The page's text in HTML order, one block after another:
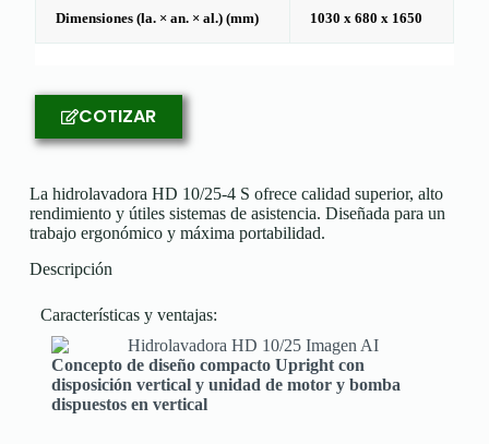
Dimensiones (la. × an. × al.) (mm) 1030 x 680 x 1650
COTIZAR
La hidrolavadora HD 10/25-4 S ofrece calidad superior, alto
rendimiento y útiles sistemas de asistencia. Diseñada para un
trabajo ergonómico y máxima portabilidad.
Descripción
Características y ventajas​:
Concepto de diseño compacto Upright con
disposición vertical y unidad de motor y bomba
dispuestos en vertical